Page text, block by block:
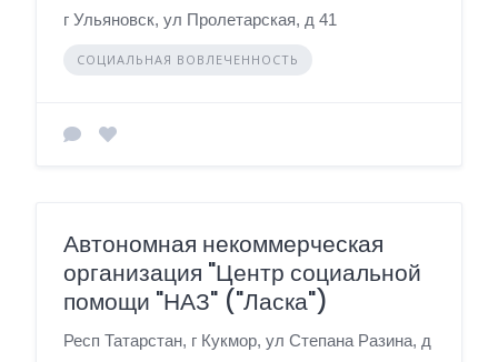
г Ульяновск, ул Пролетарская, д 41
СОЦИАЛЬНАЯ ВОВЛЕЧЕННОСТЬ
Автономная некоммерческая
организация "Центр социальной
помощи "НАЗ" ("Ласка")
Респ Татарстан, г Кукмор, ул Степана Разина, д